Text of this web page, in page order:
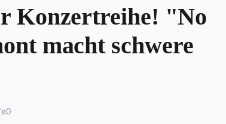
Konzertreihe! "No
macht schwere
0